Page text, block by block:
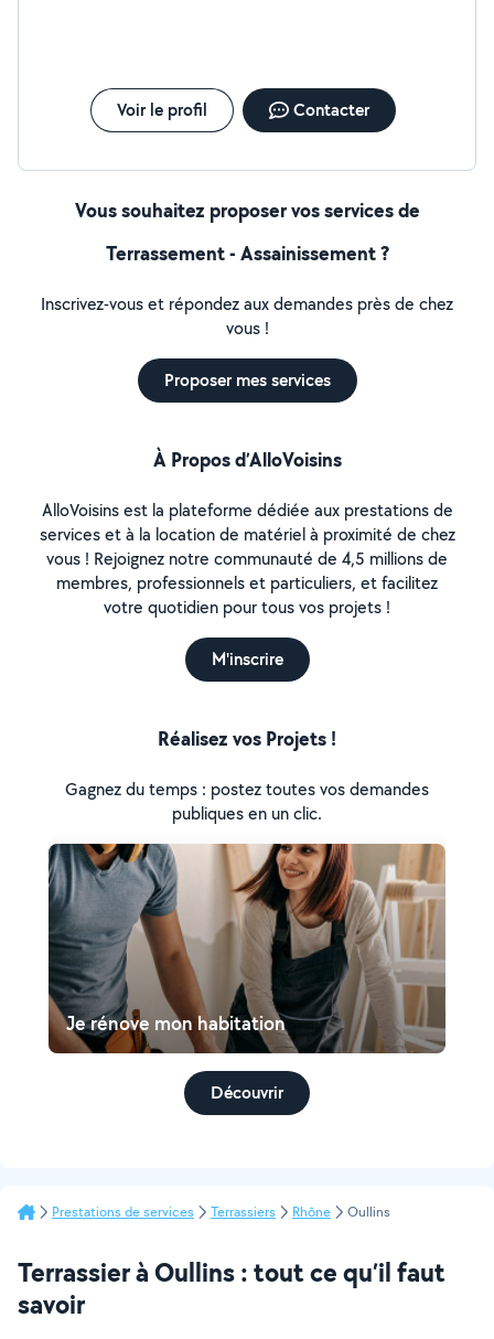
Voir le profil Contacter
Vous souhaitez proposer vos services de
Terrassement - Assainissement ?
Inscrivez-vous et répondez aux demandes près de chez
vous !
Proposer mes services
À Propos d’AlloVoisins
AlloVoisins est la plateforme dédiée aux prestations de
services et à la location de matériel à proximité de chez
vous ! Rejoignez notre communauté de 4,5 millions de
membres, professionnels et particuliers, et facilitez
votre quotidien pour tous vos projets !
M'inscrire
Réalisez vos Projets !
Gagnez du temps : postez toutes vos demandes
publiques en un clic.
Je rénove mon habitation
Découvrir
Prestations de services Terrassiers Rhône Oullins
Terrassier à Oullins : tout ce qu’il faut
savoir